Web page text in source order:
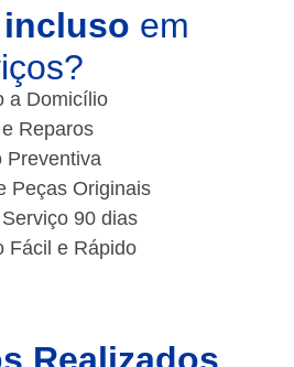
incluso em
a Domicílio
Reparos
Preventiva
Peças Originais
90 dias
Fácil e Rápido
Realizados